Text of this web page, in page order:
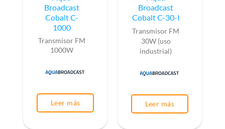
Broadcast
Cobalt C-
1000
Transmisor FM
1000W
Leer más
Broadcast
Cobalt C-30-I
Transmisor FM
30W (uso
industrial)
Leer más